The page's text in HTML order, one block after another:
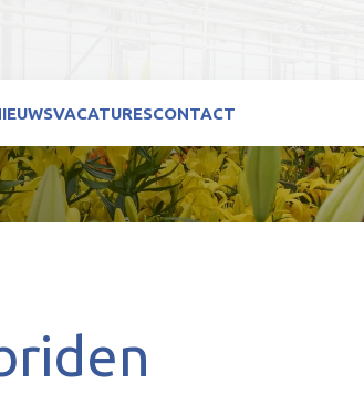
VACATURESCONTACT